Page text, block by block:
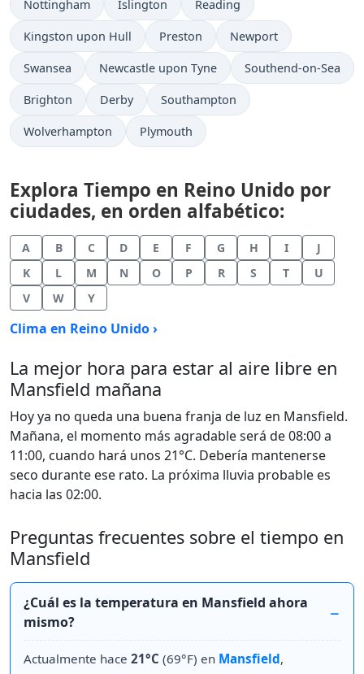
Nottingham Islington Reading
Kingston upon Hull Preston Newport
Swansea Newcastle upon Tyne Southend-on-Sea
Brighton Derby Southampton
Wolverhampton Plymouth
Explora Tiempo en Reino Unido por
ciudades, en orden alfabético:
A B C D E F G H I
J
K
L M N O P R S T
U
V
W Y
Clima en Reino Unido ›
La mejor hora para estar al aire libre en
Mansfield mañana
Hoy ya no queda una buena franja de luz en Mansfield.
Mañana, el momento más agradable será de 08:00 a
11:00, cuando hará unos 21°C. Debería mantenerse
seco durante ese rato. La próxima lluvia probable es
hacia las 02:00.
Preguntas frecuentes sobre el tiempo en
Mansfield
¿Cuál es la temperatura en Mansfield ahora
mismo?
Actualmente hace 21°C (69°F) en Mansfield,